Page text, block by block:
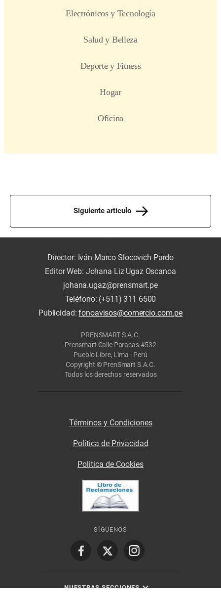
Siguiente artículo
Director: Iván Marco Slocovich Pardo
Editor Web: Johana Liz Ugaz Oscanoa
johana.ugaz@prensmart.pe
Teléfono: (+511) 311 6500
Publicidad:fonoavisos@comercio.com.pe
PRENSMART S.A.C.
Prensmart Calle Paracas #532
Pueblo Libre, Lima - Perú
Copyright © PrenSmart S.A.C.
Todos los derechos reservados
Términos y Condiciones
Política de Privacidad
Politica de Cookies
SÍGUENOS
NUESTRAS SECCIONES